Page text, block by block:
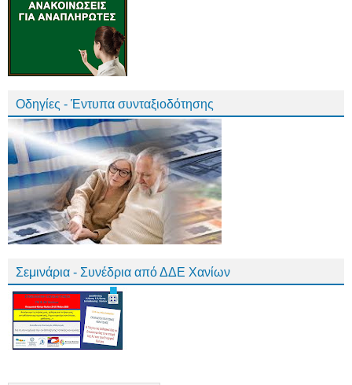
Οδηγίες - Έντυπα συνταξιοδότησης
Σεμινάρια - Συνέδρια από ΔΔΕ Χανίων